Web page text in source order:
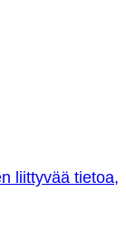
liittyvää tietoa,